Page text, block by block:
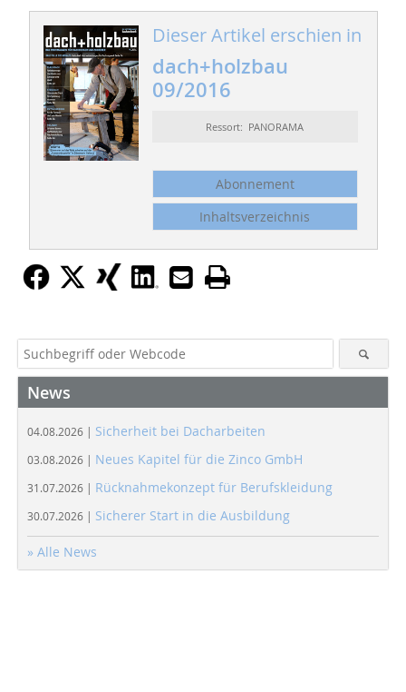
Dieser Artikel erschien in
dach+holzbau
09/2016
Ressort: PANORAMA
Abonnement
Inhaltsverzeichnis
News
04.08.2026 | Sicherheit bei Dacharbeiten
03.08.2026 | Neues Kapitel für die Zinco GmbH
31.07.2026 | Rücknahmekonzept für Berufskleidung
30.07.2026 | Sicherer Start in die Ausbildung
» Alle News